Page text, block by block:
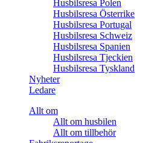
Husbilsresa Polen
Husbilsresa Österrike
Husbilsresa Portugal
Husbilsresa Schweiz
Husbilsresa Spanien
Husbilsresa Tjeckien
Husbilsresa Tyskland
Nyheter
Ledare
Allt om
Allt om husbilen
Allt om tillbehör